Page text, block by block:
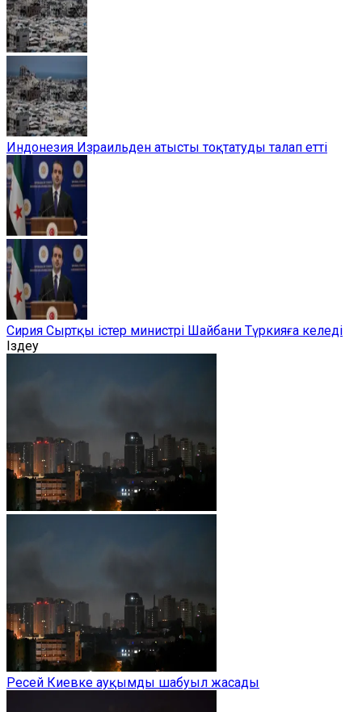
Индонезия Израильден атысты тоқтатуды талап етті
Сирия Сыртқы істер министрі Шайбани Түркияға келеді
Іздеу
Ресей Киевке ауқымды шабуыл жасады